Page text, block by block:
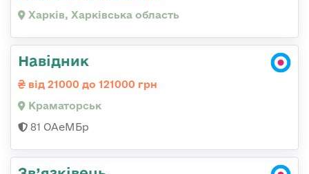
Харків, Харківська область
Навідник
від 21000 до 121000 грн
Краматорськ
81 ОАеМБр